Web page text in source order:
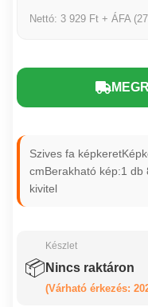
Nettó: 3 929 Ft + ÁFA
Szives fa
cmBerakható kép:1 db
kivitel
📦
Készlet
Nincs raktáron
(Várható érkezés: